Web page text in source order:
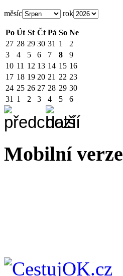
měsíc rok
Po Út St Čt Pá So Ne
27 28 29 30 31 1
2
3
4 5 6 7 8
9
10 11 12 13 14 15 16
17 18 19 20 21 22 23
24 25 26 27 28 29 30
31 1 2 3 4 5 6
Mobilní verze